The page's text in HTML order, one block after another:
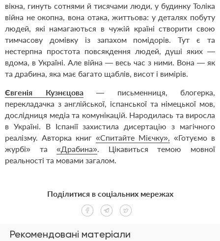
вікна, гинуть сотнями й тисячами люди, у будинку Толіка
війна не окопна, вона отака, життьова: у деталях побуту
людей, які намагаються в чужій країні створити свою
тимчасову домівку із запахом помідорів. Тут є та
нестерпна простота повсякдення людей, душі яких —
вдома, в Україні. Але війна — весь час з ними. Вона — як
та драбина, яка має багато щаблів, висот і вимірів.
Євгенія Кузнєцова— письменниця, блогерка,
перекладачка з англійської, іспанської та німецької мов,
дослідниця медіа та комунікацій. Народилась та виросла
в Україні. В Іспанії захистила дисертацію з магічного
реалізму. Авторка книг «Спитайте Мієчку», «Готуємо в
журбі» та«Драбина». Цікавиться темою мовної
реальності та мовами загалом.
Рекомендовані матеріали
Поділитися в соціальних мережах